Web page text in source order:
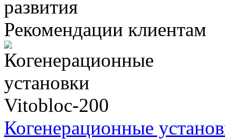
Рекомендации клиентам
Когенерационные